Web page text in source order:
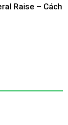
Raise – Cách